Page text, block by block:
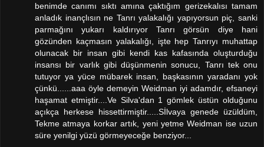
benimde canımı sıktı amına çaktığım gerizekalısı tamam
anladık inançlısın ne Tanrı yalakalığı yapıyorsun piç, sanki
parmağını yukarı kaldırıyor Tanrı görsün diye hani
gözünden kaçmasın yalakalığı, işte hep Tanrıyı muhattap
olunacak bir insan gibi kendi kas kafasında oluşturduğu
insansı bir varlık gibi düşünmenin sonucu, Tanrı tek onu
tutuyor ya yüce mübarek insan, başkasının yaradanı yok
çünkü......aaa öyle demeyin Weidman iyi adamdır, efsaneyi
haşamat etmiştir....Ve Silva'dan 1 gömlek üstün olduğunu
açıkça herkese hissettirmiştir.....Sİlvaya genede üzüldüm,
Tekme atmaya korkar artık, yeni yetme Weidman ise uzun
süre yenilgi yüzü görmeyeceğe benziyor...